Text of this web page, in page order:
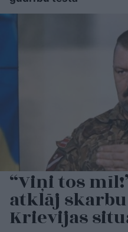
“Viņi tos
atklāj
Krievijas